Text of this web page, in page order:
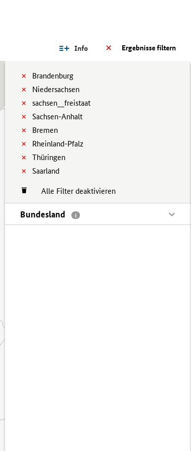
Ergebnisse filtern
Info
Brandenburg
Niedersachsen
sachsen__freistaat
Sachsen-Anhalt
Bremen
Rheinland-Pfalz
Thüringen
Saarland
Alle Filter deaktivieren
Bundesland i